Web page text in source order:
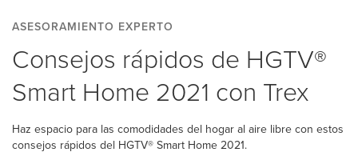
ASESORAMIENTO EXPERTO
Consejos rápidos de HGTV®
Smart Home 2021 con Trex
Haz espacio para las comodidades del hogar al aire libre con estos
consejos rápidos del HGTV® Smart Home 2021.